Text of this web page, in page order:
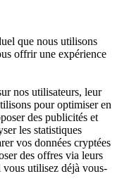
que nous utilisons
offrir une expérience
nos utilisateurs, leur
pour optimiser en
des publicités et
les statistiques
vos données cryptées
des offres via leurs
utilisez déjà vous-